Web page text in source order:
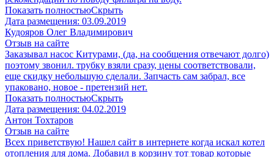
Показать полностьюСкрыть
Дата размещения: 03.09.2019
Кудояров Олег Владимирович
Отзыв на сайте
Заказывал насос Китурами, (да, на сообщения отвечают долго)
поэтому звонил. трубку взяли сразу, цены соответствовали,
еще скидку небольшую сделали. Запчасть сам забрал, все
упаковано, новое - претензий нет.
Показать полностьюСкрыть
Дата размещения: 04.02.2019
Антон Тохтаров
Отзыв на сайте
Всех приветствую! Нашел сайт в интернете когда искал котел
отопления для дома. Добавил в корзину тот товар которые